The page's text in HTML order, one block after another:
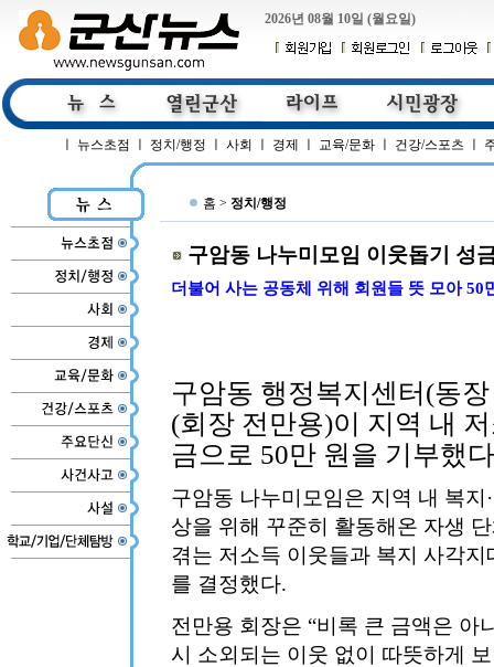
2026년 08월 10일 (월요일)
뉴스초점 정치/행정 사회 경제 교육/문화 건강/스포츠
홈 > 정치/행정
구암동 나누미모임 이웃돕기 성
더불어 사는 공동체 위해 회원들 뜻 모아 50
구암동 행정복지센터(동
(회장 전만용)이 지역 내
금으로 50만 원을 기부했
구암동 나누미모임은 지역 내 복
상을 위해 꾸준히 활동해온 자생
겪는 저소득 이웃들과 복지 사각
를 결정했다.
전만용 회장은 “비록 큰 금액은 아
시 소외되는 이웃 없이 따뜻하게